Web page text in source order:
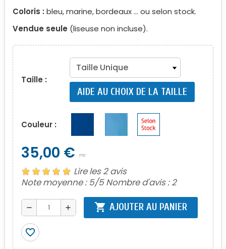
Coloris : bleu, marine, bordeaux … ou selon stock.
Vendue seule (liseuse non incluse).
Taille :
AIDE AU CHOIX DE LA TAILLE
Couleur :
35,00 € TTC
Lire les 2 avis
Note moyenne : 5/5 Nombre d'avis :2
remove add shopping_cart AJOUTER AU PANIER
favorite_border